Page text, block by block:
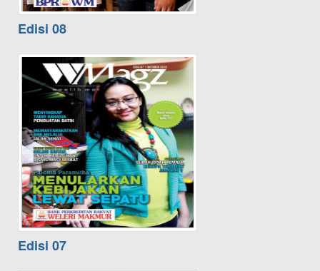
Edisi 08
Edisi 07